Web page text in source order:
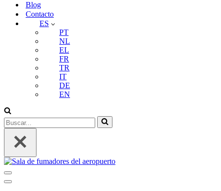
Blog
Contacto
ES
PT
NL
EL
FR
TR
IT
DE
EN
Buscar...
Menú
de
Menú